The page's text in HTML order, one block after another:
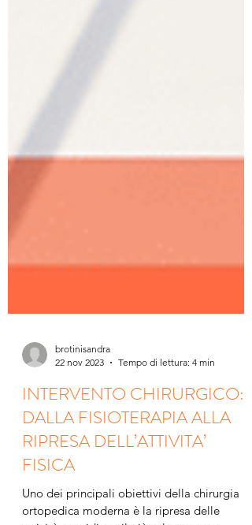
brotinisandra
22 nov 2023
Tempo di lettura: 4 min
INTERVENTO CHIRURGICO:
DALLA FISIOTERAPIA ALLA
RIPRESA DELL’ATTIVITA’
FISICA